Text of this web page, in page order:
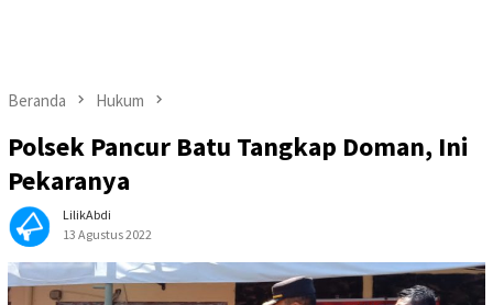
Beranda Hukum
Polsek Pancur Batu Tangkap Doman, Ini
Pekaranya
LilikAbdi
13 Agustus 2022